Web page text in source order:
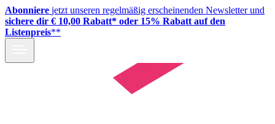
Abonniere jetzt unseren regelmäßig erscheinenden Newsletter und
sichere dir € 10,00 Rabatt* oder 15% Rabatt auf den
Listenpreis**